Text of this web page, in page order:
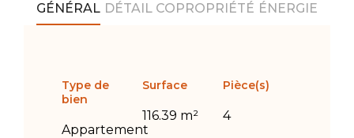
GÉNÉRAL DÉTAIL COPROPRIÉTÉ ÉNERGIE
Type de
bien
Appartement
Surface
116.39 m²
Pièce(s)
4